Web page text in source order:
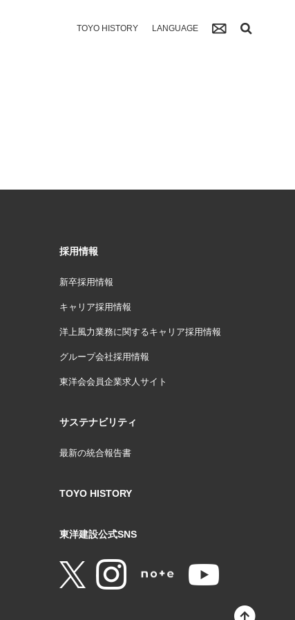
TOYO HISTORY LANGUAGE
採用情報
新卒採用情報
キャリア採用情報
洋上風力業務に関するキャリア採用情報
グループ会社採用情報
東洋会会員企業求人サイト
サステナビリティ
最新の統合報告書
TOYO HISTORY
東洋建設公式SNS